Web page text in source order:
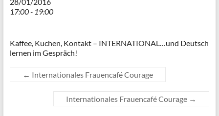
17:00 - 19:00
Kaffee, Kuchen, Kontakt – INTERNATIONAL…und Deutsch
lernen im Gespräch!
← Internationales Frauencafé Courage
Internationales Frauencafé Courage →